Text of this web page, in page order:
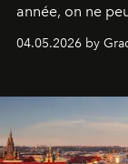
année, on ne
04.05.2026 by